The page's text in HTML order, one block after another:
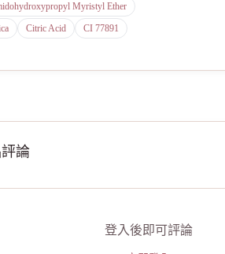
Myristyl Ether
Citric Acid CI 77891
論
登入後即可評論